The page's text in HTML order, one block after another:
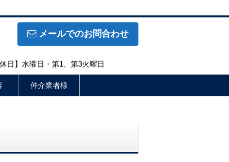
メールでのお問合わせ
日】水曜日・第1、第3火曜日
仲介業者様